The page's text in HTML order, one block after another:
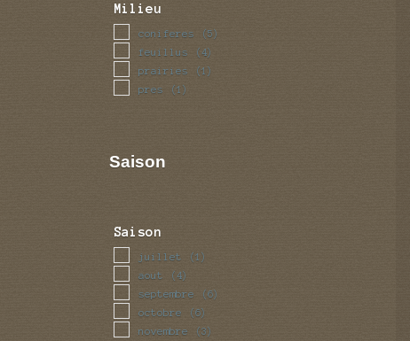
Milieu
coniferes (5)
feuillus (4)
prairies (1)
pres (1)
Saison
Saison
juillet (1)
aout (4)
septembre (6)
octobre (6)
novembre (3)